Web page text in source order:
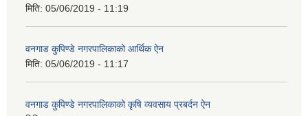
मिति: 05/06/2019 - 11:19
वनगाड कुपिण्डे नगरपालिकाको आर्थिक ऐन
मिति: 05/06/2019 - 11:17
वनगाड कुपिण्डे नगरपालिकाको कृषि व्यवसाय प्रबर्दन ऐन